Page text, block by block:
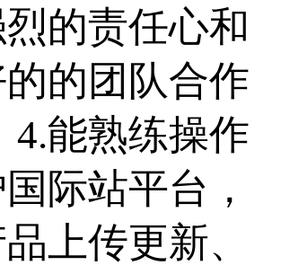
的责任心和
的团队合作
4.能熟练操作
际站平台，
上传更新、